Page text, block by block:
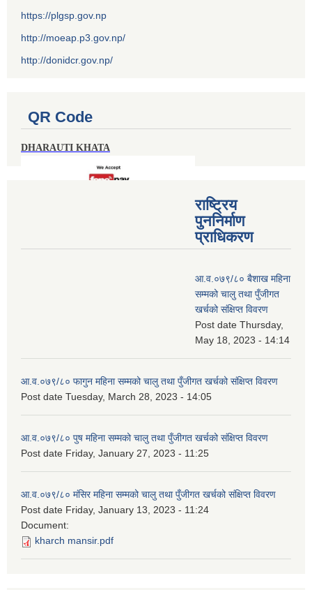
https://plgsp.gov.np
http://moeap.p3.gov.np/
http://donidcr.gov.np/
QR Code
DHARAUTI KHATA
राष्ट्रिय
पुननिर्माण
प्राधिकरण
आ.व.०७९/८० बैशाख महिना
सम्मको चालु तथा पुँजीगत
खर्चको संक्षिप्त विवरण
Post date Thursday,
May 18, 2023 - 14:14
आ.व.०७९/८० फागुन महिना सम्मको चालु तथा पुँजीगत खर्चको संक्षिप्त विवरण
Post date Tuesday, March 28, 2023 - 14:05
आ.व.०७९/८० पुष महिना सम्मको चालु तथा पुँजीगत खर्चको संक्षिप्त विवरण
Post date Friday, January 27, 2023 - 11:25
आ.व.०७९/८० मंसिर महिना सम्मको चालु तथा पुँजीगत खर्चको संक्षिप्त विवरण
Post date Friday, January 13, 2023 - 11:24
Document:
kharch mansir.pdf